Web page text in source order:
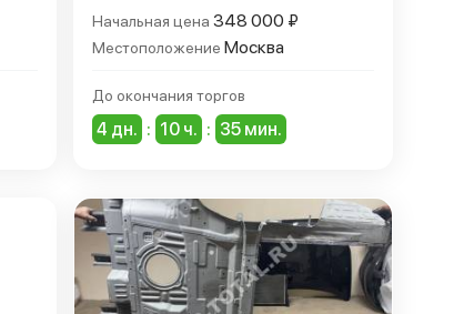
Начальная цена 348 000 ₽
Местоположение Москва
До окончания торгов
4 дн. : 10 ч. : 35 мин.